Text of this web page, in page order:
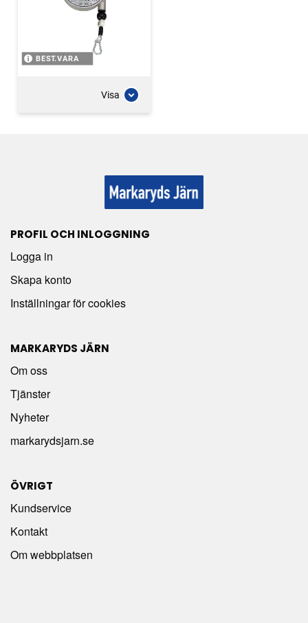
BEST.VARA
Visa
PROFIL OCH INLOGGNING
Logga in
Skapa konto
Inställningar för cookies
MARKARYDS JÄRN
Om oss
Tjänster
Nyheter
markarydsjarn.se
ÖVRIGT
Kundservice
Kontakt
Om webbplatsen